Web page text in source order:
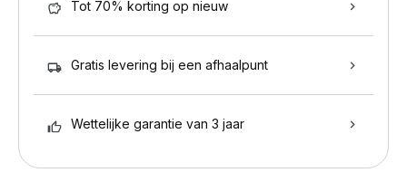
Tot 70% korting op nieuw
Gratis levering bij een afhaalpunt
Wettelijke garantie van 3 jaar